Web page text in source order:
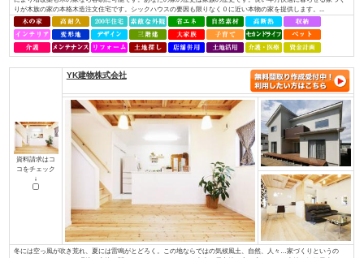
・社長を含め、社員全員が職人経験者！当社では、社長を含め社員全員が
ちんと理解し、お客様のご要望にも的確にお応えできます。・専門性が高
っております！それぞれの施工には、大工さんが理解しているところ、白
ど、専門性を持っていなければ対応できない部分があります。しかし、当
イデキョウホーム（株）